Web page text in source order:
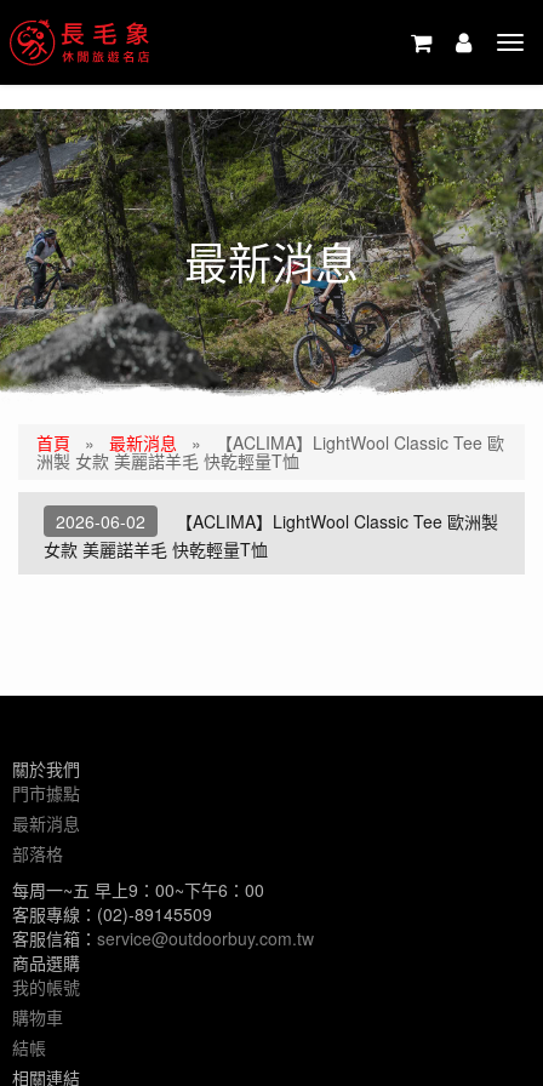
最新消息
首頁 » 最新消息 » 【ACLIMA】LightWool Classic Tee 歐
洲製 女款 美麗諾羊毛 快乾輕量T恤
2026-06-02
【ACLIMA】LightWool Classic Tee 歐洲製
女款 美麗諾羊毛 快乾輕量T恤
關於我們
門市據點
最新消息
部落格
每周一~五 早上9：00~下午6：00
客服專線：(02)-89145509
客服信箱： service@outdoorbuy.com.tw
商品選購
我的帳號
購物車
結帳
相關連結